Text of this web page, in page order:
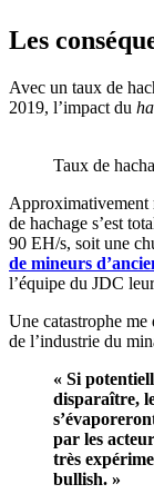
Les
Avec un taux de
2019, l’impact du
Taux de
Approximativement
de hachage s’est
90 EH/s, soit une
de mineurs
l’équipe du JDC
Une catastrophe me
de l’industrie du
« Si
disparaître,
par les
très
bullish. »